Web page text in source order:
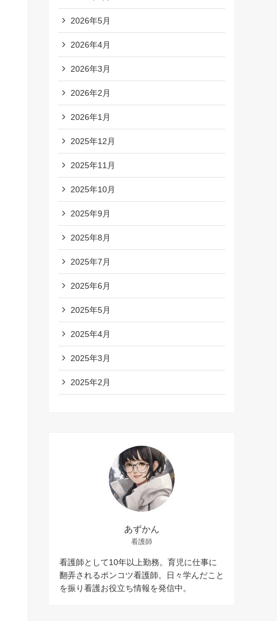
2026年5月
2026年4月
2026年3月
2026年2月
2026年1月
2025年12月
2025年11月
2025年10月
2025年9月
2025年8月
2025年7月
2025年6月
2025年5月
2025年4月
2025年3月
2025年2月
あずかん
看護師
看護師として10年以上勤務。育児に仕事に
翻弄されるポンコツ看護師。日々学んだこと
を振り看護お役立ち情報を発信中。